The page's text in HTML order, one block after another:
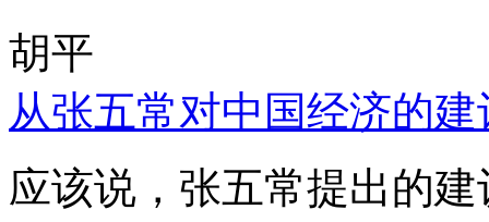
胡平
从张五常对中国经济的
应该说，张五常提出的